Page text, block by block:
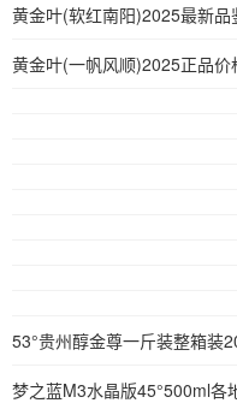
黄金叶(软红南阳)2025最新
黄金叶(一帆风顺)2025正品
53°贵州醇金尊一斤装整箱装
梦之蓝M3水晶版45°500ml各